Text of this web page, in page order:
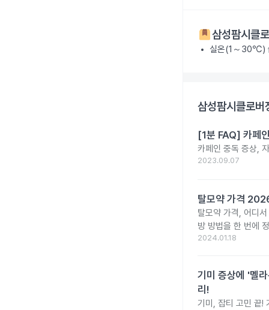
삼성팜시클
실온(1～30℃)
삼성팜시클로
[1분 FAQ] 카페
카페인 중독 증상,
2023.09.07
탈모약 가격
탈모약 가격, 어디
방 방법을 한 번에
2024.01.18
기미 증상에 '멜
리!
기미, 잡티 고민 끝!